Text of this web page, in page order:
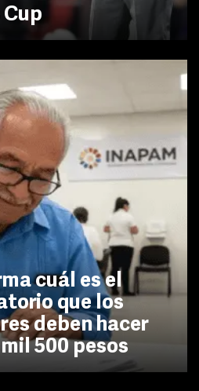
Cup
cuál es el
que los
deben hacer
500 pesos